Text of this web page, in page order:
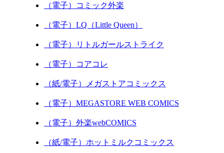
（電子）コミック外楽
（電子）LQ（Little Queen）
（電子）リトルガールストライク
（電子）コアコレ
（紙/電子）メガストアコミックス
（電子）MEGASTORE WEB COMICS
（電子）外楽webCOMICS
（紙/電子）ホットミルクコミックス